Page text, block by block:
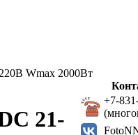
Wmax 2000Вт
21-
+7-